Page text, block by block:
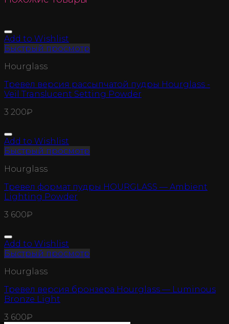
Add to Wishlist
Быстрый просмотр
Hourglass
Тревел версия рассыпчатой пудры Hourglass -
Veil Translucent Setting Powder
3 200₽
Add to Wishlist
Быстрый просмотр
Hourglass
Тревел формат пудры HOURGLASS — Ambient
Lighting Powder
3 600₽
Add to Wishlist
Быстрый просмотр
Hourglass
Тревел версия бронзера Hourglass — Luminous
Bronze Light
3 600₽